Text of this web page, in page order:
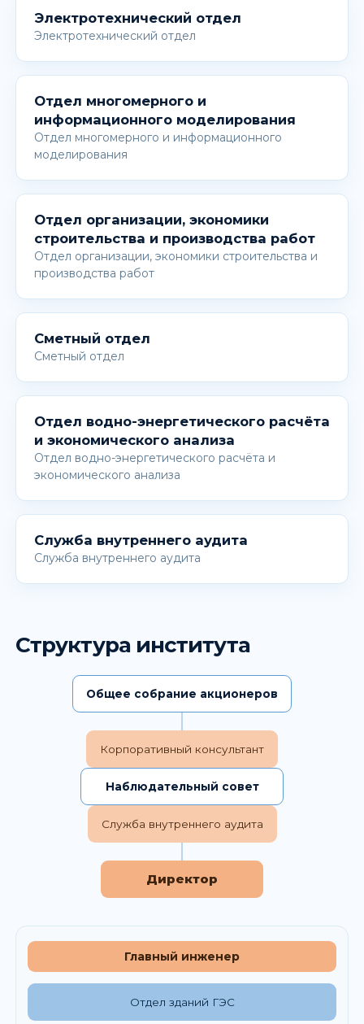
Электротехнический отдел
Электротехнический отдел
Отдел многомерного и
информационного моделирования
Отдел многомерного и информационного
моделирования
Отдел организации, экономики
строительства и производства работ
Отдел организации, экономики строительства и
производства работ
Сметный отдел
Сметный отдел
Отдел водно-энергетического расчёта
и экономического анализа
Отдел водно-энергетического расчёта и
экономического анализа
Служба внутреннего аудита
Служба внутреннего аудита
Структура института
Общее собрание акционеров
Корпоративный консультант
Наблюдательный совет
Служба внутреннего аудита
Директор
Главный инженер
Отдел зданий ГЭС